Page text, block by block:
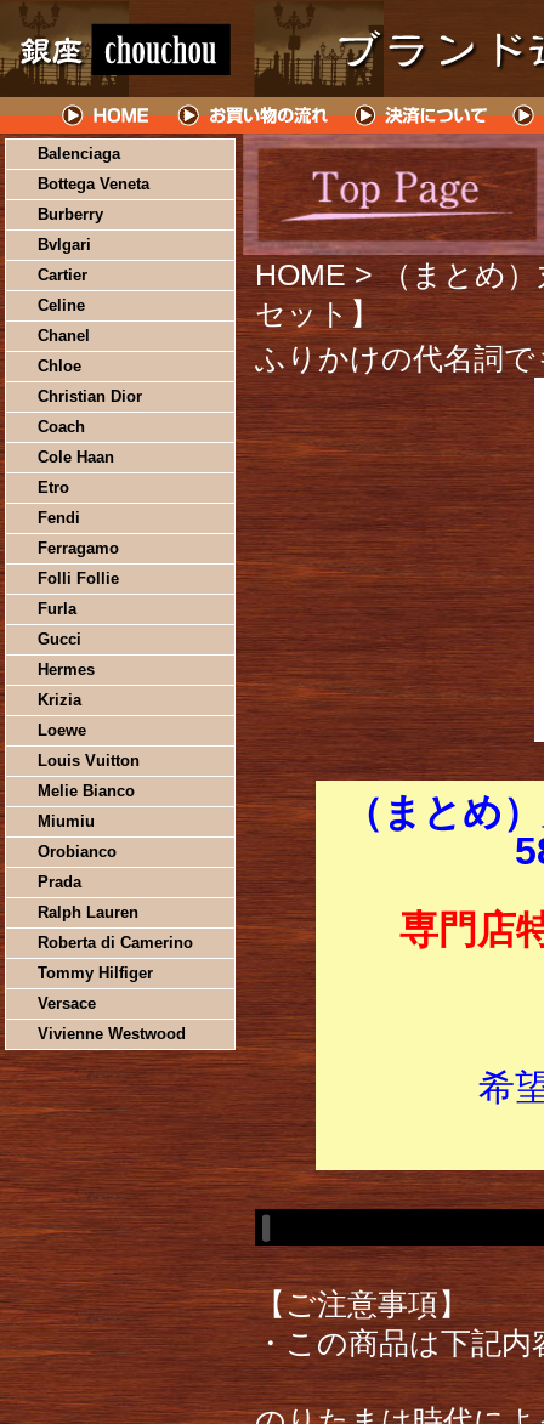
Balenciaga
Bottega Veneta
Burberry
Bvlgari
Cartier
Celine
Chanel
Chloe
Christian Dior
Coach
Cole Haan
Etro
Fendi
Ferragamo
Folli Follie
Furla
Gucci
Hermes
Krizia
Loewe
Louis Vuitton
Melie Bianco
Miumiu
Orobianco
Prada
Ralph Lauren
Roberta di Camerino
Tommy Hilfiger
Versace
Vivienne Westwood
HOME > （まとめ
セット】
ふりかけの代名詞
（まとめ
専門店
希
【ご注意事項】
・この商品は下記